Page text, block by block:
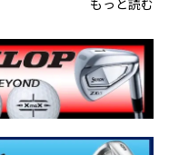
もっと読む